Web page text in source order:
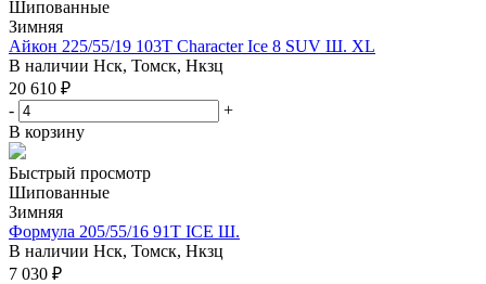
Шипованные
Зимняя
Айкон 225/55/19 103T Character Ice 8 SUV Ш. XL
В наличии Нск, Томск, Нкзц
20 610 ₽
-
+
В корзину
Быстрый просмотр
Шипованные
Зимняя
Формула 205/55/16 91T ICE Ш.
В наличии Нск, Томск, Нкзц
7 030 ₽